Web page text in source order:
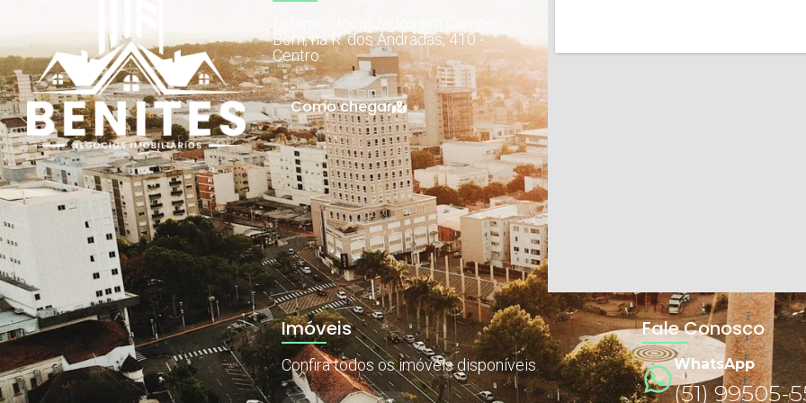
Bom, na R. dos Andradas, 410 -
Centro.
Como chegar
Imóveis
Confira todos os imóveis disponíveis.
Fale Conosco
WhatsApp
(51) 99505-